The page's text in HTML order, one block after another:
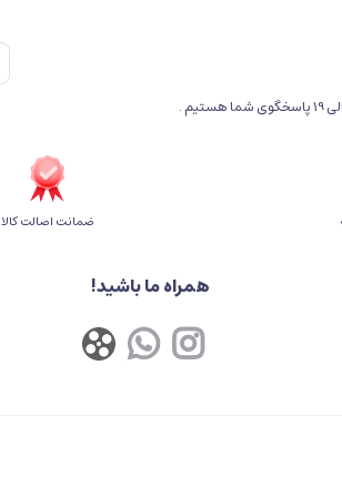
ضمانت اصالت کالا
همراه ما باشید!